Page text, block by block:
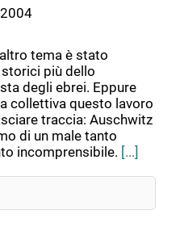
2004
tema è stato
più dello
degli ebrei. Eppure
collettiva questo lavoro
traccia: Auschwitz
di un male tanto
incomprensibile. [...]